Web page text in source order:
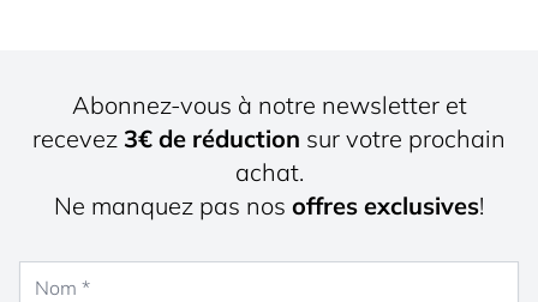
Abonnez-vous à notre newsletter et
recevez 3€ de réduction sur votre prochain
achat.
Ne manquez pas nos offres exclusives!